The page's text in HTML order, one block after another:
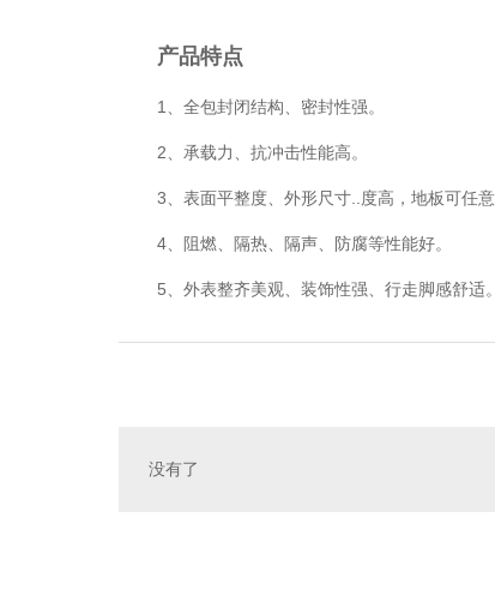
产品特点
1、全包封闭结构、密封性强。
2、承载力、抗冲击性能高。
3、表面平整度、外形尺寸..度高，地板可任意
4、 阻燃、隔热、隔声、防腐等性能好。
5、外表整齐美观、装饰性强、行走脚感舒适。
没有了